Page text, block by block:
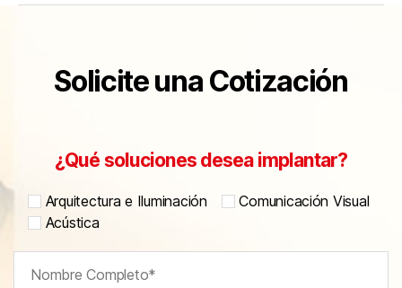
Solicite una Cotización
¿Qué soluciones desea implantar?
Arquitectura e Iluminación
Comunicación Visual
Acústica